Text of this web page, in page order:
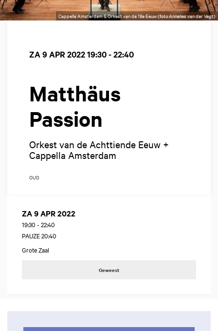
Cappella Amsterdam & Orkest van de 18e Eeuw (foto Annelies van der Vegt)
Matthäus
Passion
Orkest van de Achttiende Eeuw +
Cappella Amsterdam
ZA 9 APR 202219:30 - 22:40
OUD
ZA 9 APR 2022
19:30 - 22:40
PAUZE 20:40
Grote Zaal
Geweest